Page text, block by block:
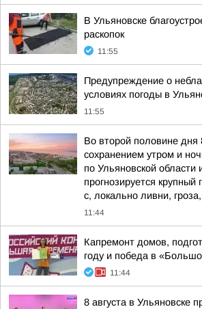
В Ульяновске
раскопок
11:55
Предупреждение о
условиях погоды в
11:55
Во второй половине дня
сохранением утром и
по Ульяновской области
прогнозируется
с, локально ливни,
11:44
Капремонт домов,
году и победа в
11:44
8 августа в Ульяновске